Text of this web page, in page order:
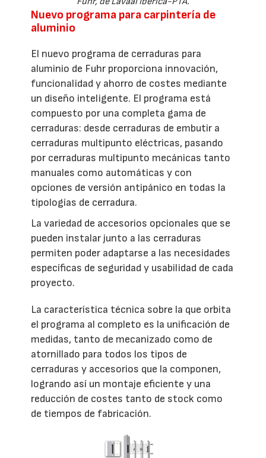
Nuevo programa para carpintería de
aluminio
El nuevo programa de cerraduras para
aluminio de Fuhr proporciona innovación,
funcionalidad y ahorro de costes mediante
un diseño inteligente. El programa está
compuesto por una completa gama de
cerraduras: desde cerraduras de embutir a
cerraduras multipunto eléctricas, pasando
por cerraduras multipunto mecánicas tanto
manuales como automáticas y con
opciones de versión antipánico en todas la
tipologías de cerradura.
La variedad de accesorios opcionales que se
pueden instalar junto a las cerraduras
permiten poder adaptarse a las necesidades
específicas de seguridad y usabilidad de cada
proyecto.
La característica técnica sobre la que orbita
el programa al completo es la unificación de
medidas, tanto de mecanizado como de
atornillado para todos los tipos de
cerraduras y accesorios que la componen,
logrando así un montaje eficiente y una
reducción de costes tanto de stock como
de tiempos de fabricación.